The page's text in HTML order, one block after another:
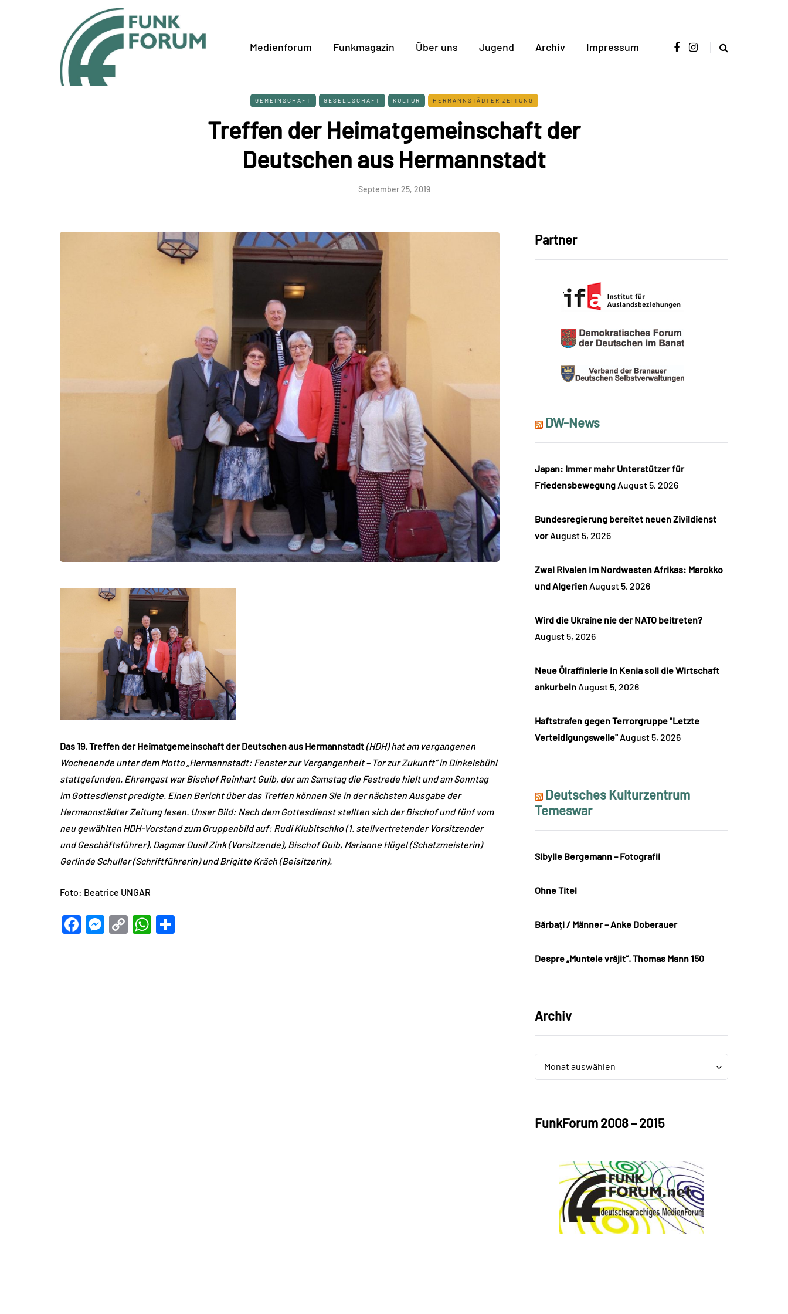
Medienforum Funkmagazin Über uns Jugend Archiv Impressum
GEMEINSCHAFT GESELLSCHAFT KULTUR HERMANNSTÄDTER ZEITUNG
Treffen der Heimatgemeinschaft der
Deutschen aus Hermannstadt
September 25, 2019
Das 19. Treffen der Heimatgemeinschaft der Deutschen aus Hermannstadt(HDH) hat am vergangenen
Wochenende unter dem Motto „Hermannstadt: Fenster zur Vergangenheit – Tor zur Zukunft“ in Dinkelsbühl
stattgefunden. Ehrengast war Bischof Reinhart Guib, der am Samstag die Festrede hielt und am Sonntag
im Gottesdienst predigte. Einen Bericht über das Treffen können Sie in der nächsten Ausgabe der
Hermannstädter Zeitung lesen. Unser Bild: Nach dem Gottesdienst stellten sich der Bischof und fünf vom
neu gewählten HDH-Vorstand zum Gruppenbild auf: Rudi Klubitschko (1. stellvertretender Vorsitzender
und Geschäftsführer), Dagmar Dusil Zink (Vorsitzende), Bischof Guib, Marianne Hügel (Schatzmeisterin)
Gerlinde Schuller (Schriftführerin) und Brigitte Kräch (Beisitzerin).
Foto: Beatrice UNGAR
Facebook
Messenger
CopyWhatsApp
Partner
DW-News
Japan: Immer mehr Unterstützer für
Friedensbewegung August 5, 2026
Bundesregierung bereitet neuen Zivildienst
vor August 5, 2026
Zwei Rivalen im Nordwesten Afrikas: Marokko
und Algerien August 5, 2026
Wird die Ukraine nie der NATO beitreten?
August 5, 2026
Neue Ölraffinierie in Kenia soll die Wirtschaft
ankurbeln August 5, 2026
Haftstrafen gegen Terrorgruppe "Letzte
Verteidigungswelle" August 5, 2026
Deutsches Kulturzentrum
Temeswar
Sibylle Bergemann – Fotografii
Ohne Titel
Bărbați / Männer – Anke Doberauer
Despre „Muntele vrăjit“. Thomas Mann 150
Archiv
Archiv
Monat auswählen
Archiv
FunkForum 2008 – 2015